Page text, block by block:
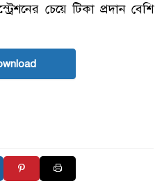
চেয়ে টিকা প্রদান বেশি